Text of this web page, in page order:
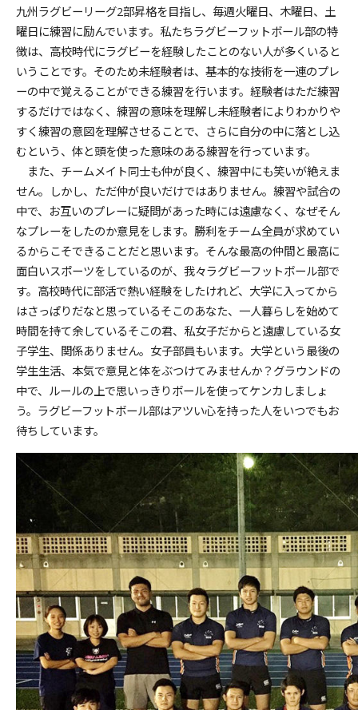
九州ラグビーリーグ2部昇格を目指し、毎週火曜日、木曜日、土
曜日に練習に励んでいます。私たちラグビーフットボール部の特
徴は、高校時代にラグビーを経験したことのない人が多くいると
いうことです。そのため未経験者は、基本的な技術を一連のプレ
ーの中で覚えることができる練習を行います。経験者はただ練習
するだけではなく、練習の意味を理解し未経験者によりわかりや
すく練習の意図を理解させることで、さらに自分の中に落とし込
むという、体と頭を使った意味のある練習を行っています。
また、チームメイト同士も仲が良く、練習中にも笑いが絶えま
せん。しかし、ただ仲が良いだけではありません。練習や試合の
中で、お互いのプレーに疑問があった時には遠慮なく、なぜそん
なプレーをしたのか意見をします。勝利をチーム全員が求めてい
るからこそできることだと思います。そんな最高の仲間と最高に
面白いスポーツをしているのが、我々ラグビーフットボール部で
す。高校時代に部活で熱い経験をしたけれど、大学に入ってから
はさっぱりだなと思っているそこのあなた、一人暮らしを始めて
時間を持て余しているそこの君、私女子だからと遠慮している女
子学生、関係ありません。女子部員もいます。大学という最後の
学生生活、本気で意見と体をぶつけてみませんか？グラウンドの
中で、ルールの上で思いっきりボールを使ってケンカしましょ
う。ラグビーフットボール部はアツい心を持った人をいつでもお
待ちしています。